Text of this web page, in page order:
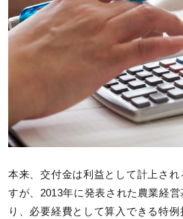
本来、交付金は利益として計上され
すが、2013年に発表された農業経
り、必要経費として算入できる特例